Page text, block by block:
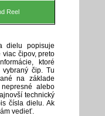
Reel
dielu popisuje
čipov, preto
ktoré
čip. Tu
na základe
alebo
technický
čísla dielu. Ak
vedieť.